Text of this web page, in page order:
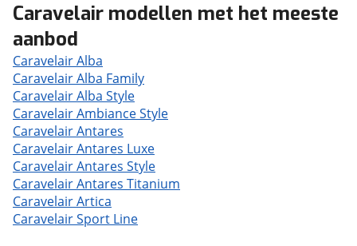
Caravelair modellen met het meeste
aanbod
Caravelair Alba
Caravelair Alba Family
Caravelair Alba Style
Caravelair Ambiance Style
Caravelair Antares
Caravelair Antares Luxe
Caravelair Antares Style
Caravelair Antares Titanium
Caravelair Artica
Caravelair Sport Line